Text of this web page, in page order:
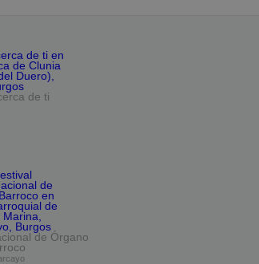
de ti
de Órgano